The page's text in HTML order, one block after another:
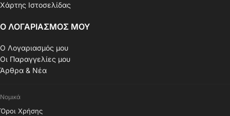
Χάρτης Ιστοσελίδας
Ο ΛΟΓΑΡΙΑΣΜΟΣ ΜΟΥ
Ο Λογαριασμός μου
Οι Παραγγελίες μου
Άρθρα & Νέα
Νομικά
Όροι Χρήσης